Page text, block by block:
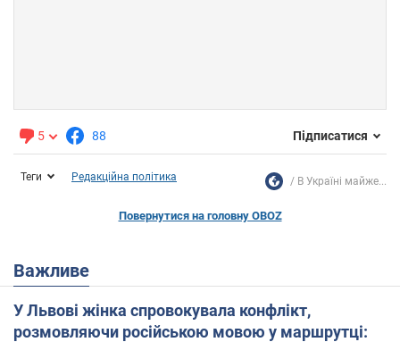
5 88 Підписатися
Теги Редакційна політика В Україні майже...
Повернутися на головну OBOZ
Важливе
У Львові жінка спровокувала конфлікт,
розмовляючи російською мовою у маршрутці: